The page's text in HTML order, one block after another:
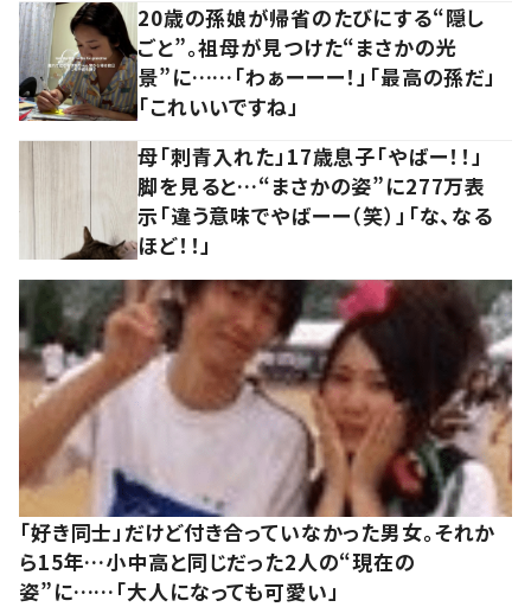
20歳の孫娘が帰省のたびにする“隠し
ごと”。祖母が見つけた“まさかの光
景”に……「わぁーーー！」「最高の孫だ」
「これいいですね」
母「刺青入れた」17歳息子「やばー！！」
脚を見ると…“まさかの姿”に277万表
示「違う意味でやばーー（笑）」「な、なる
ほど！！」
「好き同士」だけど付き合っていなかった男女。それか
ら15年…小中高と同じだった2人の“現在の
姿”に……「大人になっても可愛い」